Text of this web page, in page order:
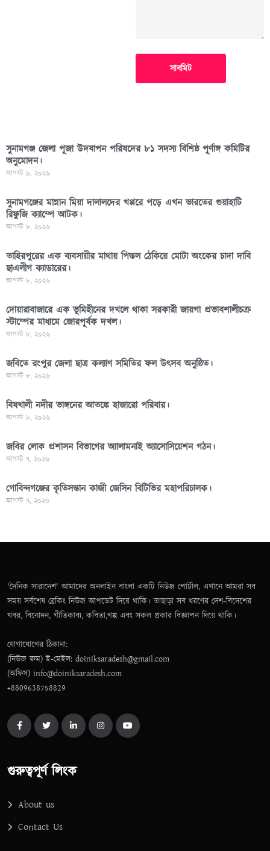
সাবমিট
সুনামগঞ্জ জেলা পূজা উদযাপন পরিষদের ৮১ সদস্য বিশিষ্ঠ পূর্ণাঙ্গ কমিটির
অনুমোদন।
আগস্ট ৯, ২০২৬
সুনামগঞ্জের মান্নান মিয়া দালালদের খপ্পরে পড়ে এখন ভারতের গুয়াহাটি
রিফুজি ক্যাম্পে আটক।
আগস্ট ৮, ২০২৬
তাহিরপুরের এক ব্যবসায়ীর মাথায় পিস্তল ঠেকিয়ে মোটা অংকের চাদা দাবি
ছাএলীগ ক্যাডারের।
আগস্ট ৮, ২০২৬
দোয়ারাবাজারে এক ভূমিহীনের দখলে থাকা সরকারী জায়গা প্রভাবশালীচক্র
স্টাম্পের মাধ্যমে জোরপূর্বক দখল।
আগস্ট ৮, ২০২৬
জবিতে রংপুর জেলা ছাত্র কল্যাণ সমিতির ফল উৎসব অনুষ্ঠিত।
আগস্ট ৮, ২০২৬
বিষখালী নদীর ভাঙ্গনের আতঙ্কে হাজারো পরিবার।
আগস্ট ৮, ২০২৬
জবির লোক প্রশাসন বিভাগের অ্যালামনাই অ্যাসোসিয়েশন গঠন।
আগস্ট ৭, ২০২৬
গোবিন্দগঞ্জের কৃতিসন্তান কাজী জেসিন বিটিভির মহাপরিচালক।
আগস্ট ৭, ২০২৬
'দৈনিক সারাদেশ' আমাদের অনলাইন বাংলা একটি নিউজ পোর্টাল, এখানে আমরা সব
সময় সর্বশেষ ব্রেকিং নিউজ আপডেট দিয়ে থাকি। তাছাড়া সব ধরণের দেশ-বিদেশের
খবর, বিনোদন, গীতিকাব্য, কবিতা,গল্প এবং সকল প্রকার বিজ্ঞাপন দিয়ে থাকি।
যোগাযোগের ঠিকানা:
(নিউজ রুম) ই-মেইল: doiniksaradesh@gmail.com
(অফিস) info@doiniksaradesh.com
+8809638758829
গুরুত্বপূর্ণ লিংক
About us
Contact Us